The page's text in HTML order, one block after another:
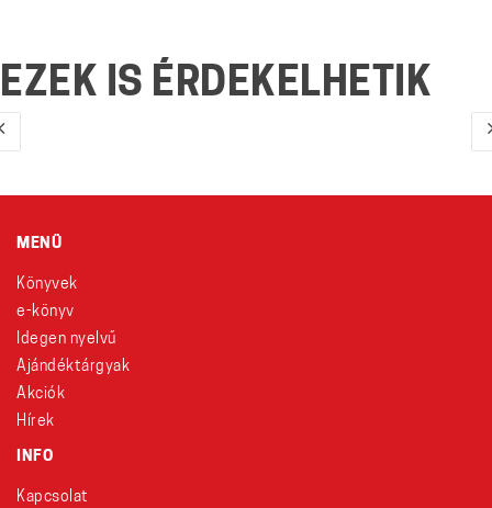
EZEK IS ÉRDEKELHETIK
MENÜ
Könyvek
e-könyv
Idegen nyelvű
Ajándéktárgyak
Akciók
Hírek
INFO
Kapcsolat